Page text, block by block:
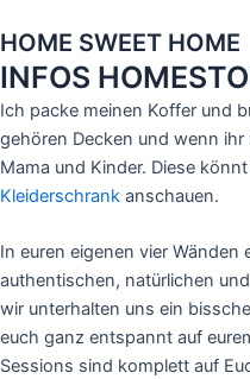
HOME SWEET HOME
INFOS
Ich packe meinen Koffer und
gehören Decken und wenn
Mama und Kinder. Diese
Kleiderschrank anschauen.
In euren eigenen vier Wänden
authentischen, natürlichen
wir unterhalten uns ein
euch ganz entspannt auf
Sessions sind komplett auf